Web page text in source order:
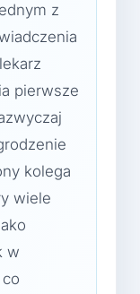
z
pierwsze
kolega
wiele
w